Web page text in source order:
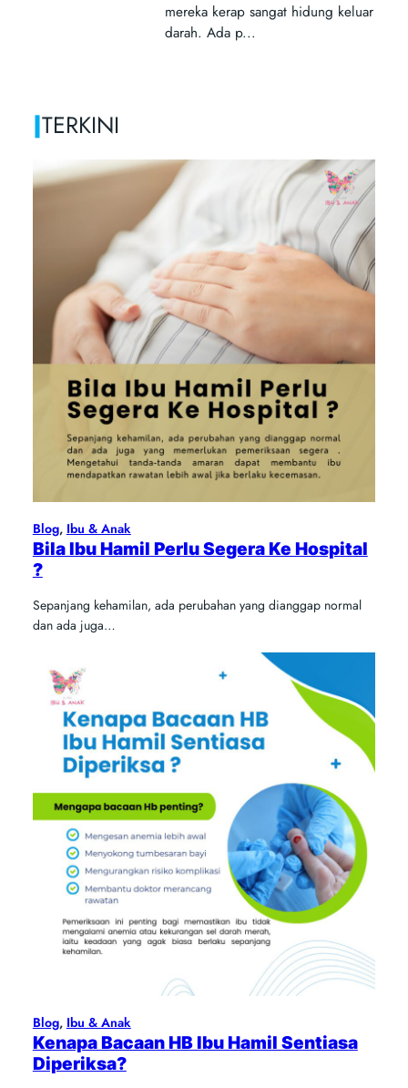
|TERKINI
Blog, Ibu & Anak
Bila Ibu Hamil Perlu Segera Ke Hospital
?
Sepanjang kehamilan, ada perubahan yang dianggap normal
dan ada juga…
Blog, Ibu & Anak
Kenapa Bacaan HB Ibu Hamil Sentiasa
Diperiksa?